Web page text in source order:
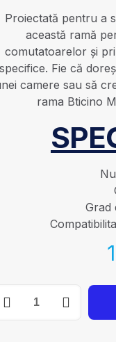
Proiectată pentru a
această ramă
comutatoarelor și
specifice. Fie că
camere sau să
rama Bticino
Grad